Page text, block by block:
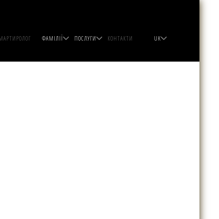
ФАМІЛІЇ ПОСЛУГИ КОНТАКТИ UK